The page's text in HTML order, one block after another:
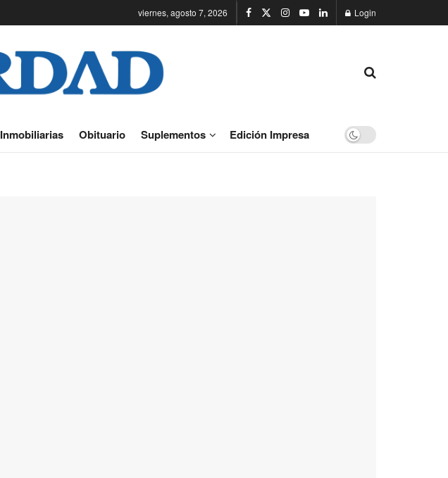
viernes, agosto 7, 2026 Login
Inmobiliarias Obituario Suplementos Edición Impresa